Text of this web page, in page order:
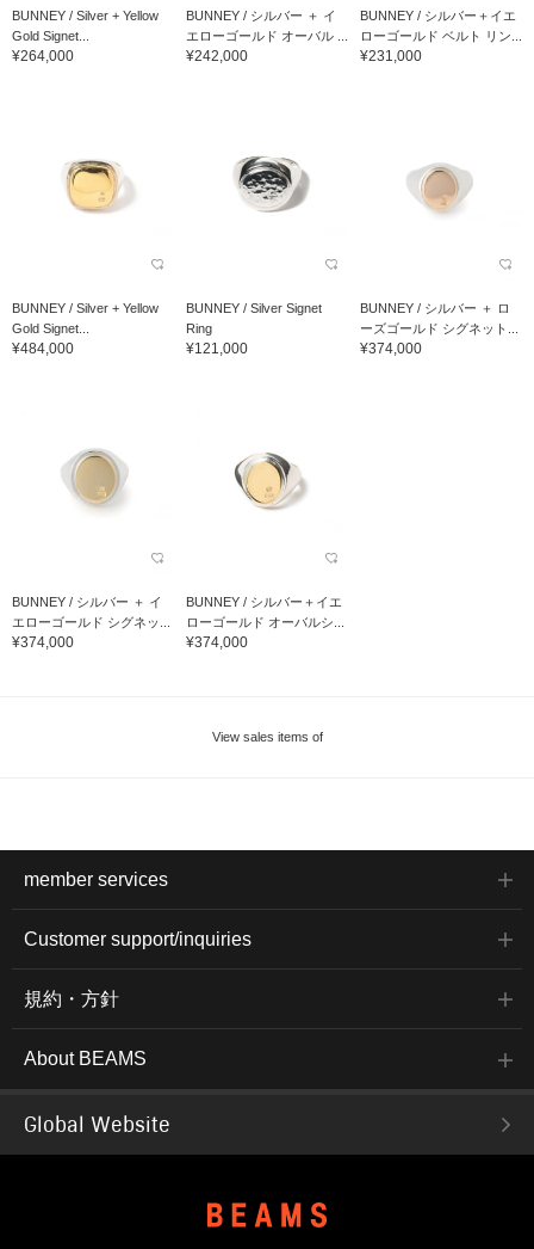
BUNNEY / Silver + Yellow
Gold Signet...
¥264,000
BUNNEY / シルバー ＋ イ
エローゴールド オーバル ...
¥242,000
BUNNEY / シルバー＋イエ
ローゴールド ベルト リン...
¥231,000
BUNNEY / Silver + Yellow
Gold Signet...
¥484,000
BUNNEY / Silver Signet
Ring
¥121,000
BUNNEY / シルバー ＋ ロ
ーズゴールド シグネット...
¥374,000
BUNNEY / シルバー ＋ イ
エローゴールド シグネッ...
¥374,000
BUNNEY / シルバー＋イエ
ローゴールド オーバルシ...
¥374,000
View sales items of
member services
Customer support/inquiries
規約・方針
About BEAMS
Global Website